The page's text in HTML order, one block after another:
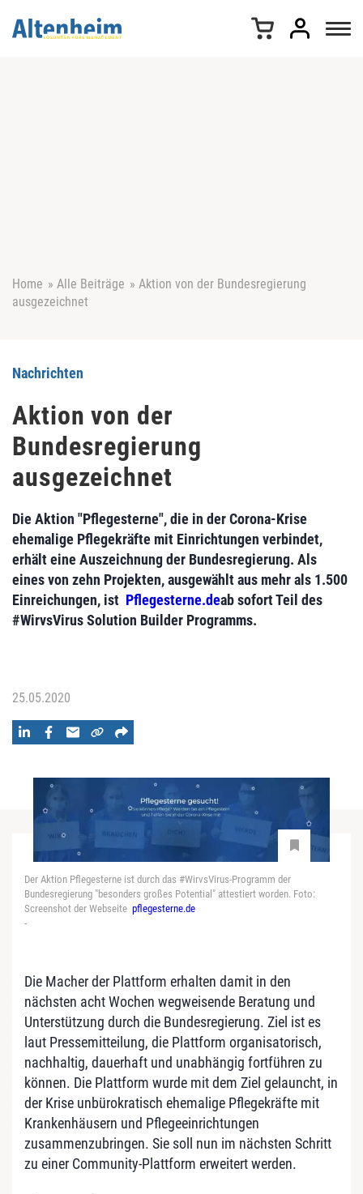
Home » Alle Beiträge » Aktion von der Bundesregierung
ausgezeichnet
Nachrichten
Aktion von der
Bundesregierung
ausgezeichnet
Die Aktion "Pflegesterne", die in der Corona-Krise
ehemalige Pflegekräfte mit Einrichtungen verbindet,
erhält eine Auszeichnung der Bundesregierung. Als
eines von zehn Projekten, ausgewählt aus mehr als 1.500
Einreichungen, ist Pflegesterne.deab sofort Teil des
#WirvsVirus Solution Builder Programms.
25.05.2020
Der Aktion Pflegesterne ist durch das #WirvsVirus-Programm der
Bundesregierung "besonders großes Potential" attestiert worden. Foto:
Screenshot der Webseite pflegesterne.de
-
Die Macher der Plattform erhalten damit in den
nächsten acht Wochen wegweisende Beratung und
Unterstützung durch die Bundesregierung. Ziel ist es
laut Pressemitteilung, die Plattform organisatorisch,
nachhaltig, dauerhaft und unabhängig fortführen zu
können. Die Plattform wurde mit dem Ziel gelauncht, in
der Krise unbürokratisch ehemalige Pflegekräfte mit
Krankenhäusern und Pflegeeinrichtungen
zusammenzubringen. Sie soll nun im nächsten Schritt
zu einer Community-Plattform erweitert werden.